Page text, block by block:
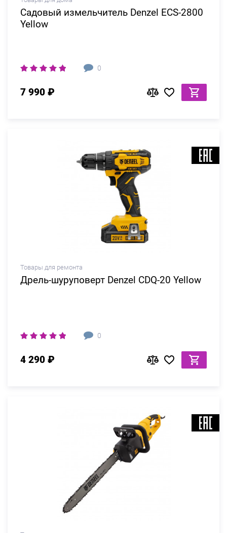
Садовый измельчитель Denzel ECS-2800
Yellow
0
7 990 ₽
Товары для ремонта
Дрель-шуруповерт Denzel CDQ-20 Yellow
0
4 290 ₽